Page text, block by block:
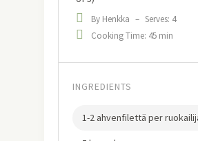
By Henkka – Serves: 4
Cooking Time: 45 min
INGREDIENTS
1-2 ahvenfilettä per